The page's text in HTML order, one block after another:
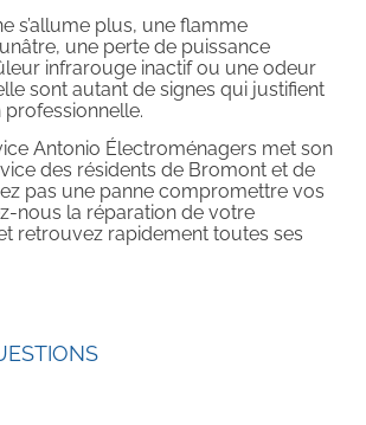
s’allume plus, une flamme
une perte de puissance
infrarouge inactif ou une odeur
sont autant de signes qui justifient
Antonio Électroménagers met son
des résidents de Bromont et de
pas une panne compromettre vos
nous la réparation de votre
retrouvez rapidement toutes ses